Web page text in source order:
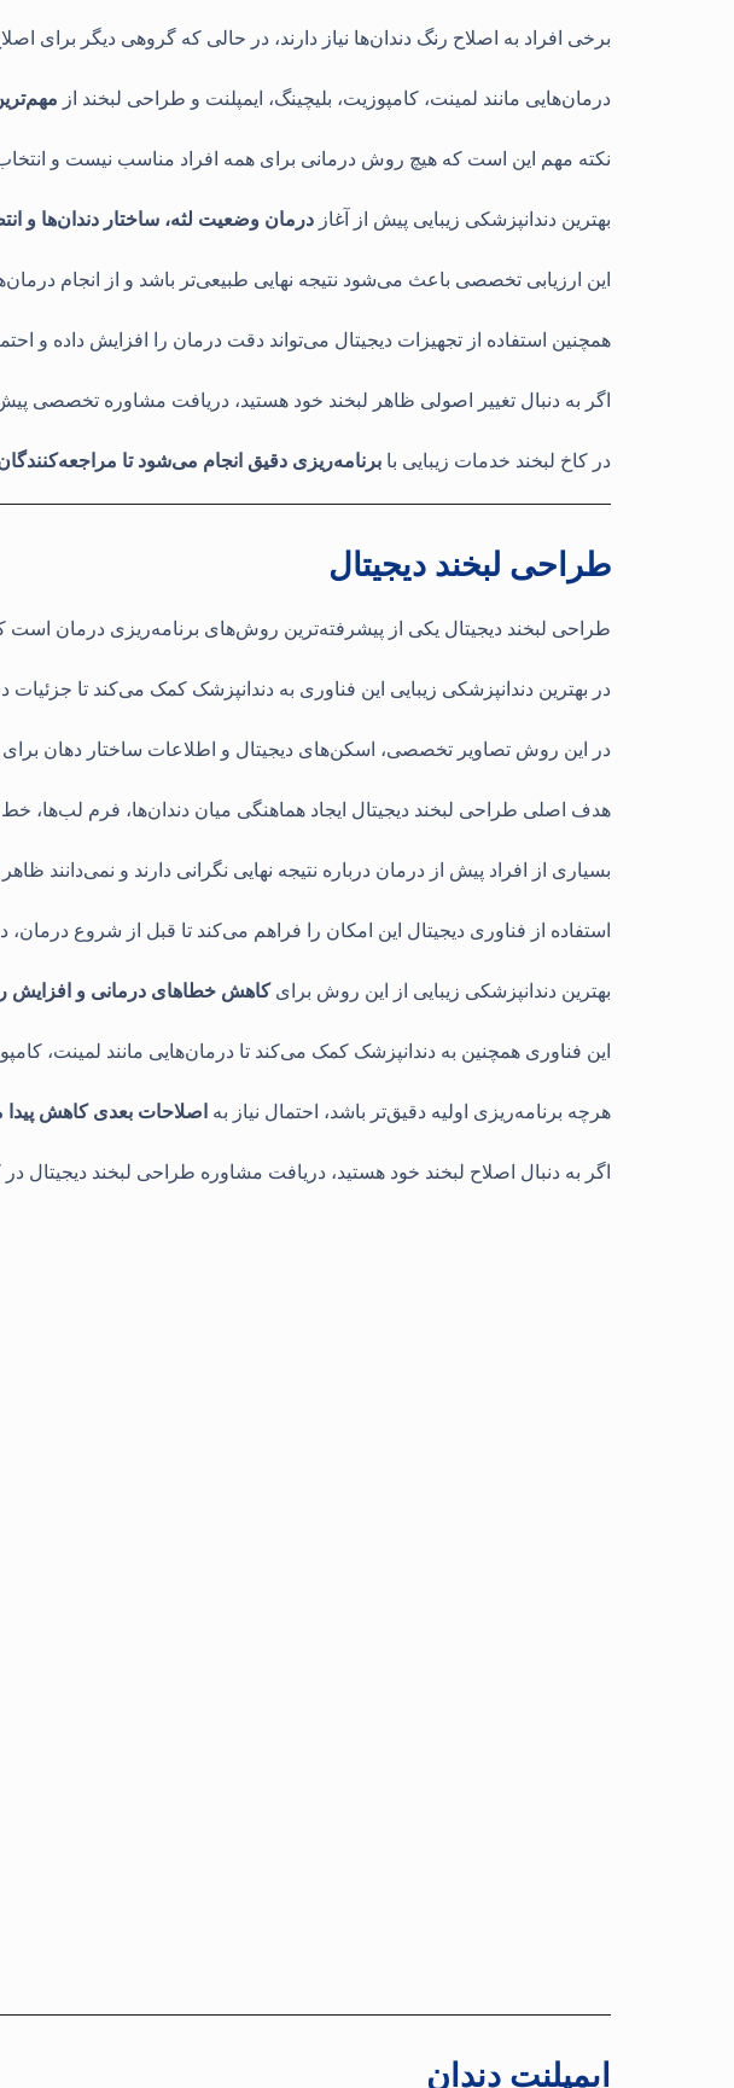
برخی افراد به اصلاح رنگ دندان‌ها نیاز دارند، در حالی که گروهی دیگر برای
درمان‌هایی مانند لمینت، کامپوزیت، بلیچینگ، ایمپلنت و طراحی لبخند از
نکته مهم این است که هیچ روش درمانی برای همه افراد مناسب نیست و
بهترین دندانپزشکی زیبایی پیش از آغاز درمان وضعیت لثه، ساختار دندان‌ها و
این ارزیابی تخصصی باعث می‌شود نتیجه نهایی طبیعی‌تر باشد و از انجام
همچنین استفاده از تجهیزات دیجیتال می‌تواند دقت درمان را افزایش داده و
اگر به دنبال تغییر اصولی ظاهر لبخند خود هستید، دریافت مشاوره تخصصی
در کاخ لبخند خدمات زیبایی با برنامه‌ریزی دقیق انجام می‌شود تا مراجعه‌کنندگان
طراحی لبخند دیجیتال
طراحی لبخند دیجیتال یکی از پیشرفته‌ترین روش‌های برنامه‌ریزی درمان
در بهترین دندانپزشکی زیبایی این فناوری به دندانپزشک کمک می‌کند تا
در این روش تصاویر تخصصی، اسکن‌های دیجیتال و اطلاعات ساختار دهان
هدف اصلی طراحی لبخند دیجیتال ایجاد هماهنگی میان دندان‌ها، فرم لب‌ها،
بسیاری از افراد پیش از درمان درباره نتیجه نهایی نگرانی دارند و نمی‌دانند
استفاده از فناوری دیجیتال این امکان را فراهم می‌کند تا قبل از شروع درمان،
بهترین دندانپزشکی زیبایی از این روش برایکاهش خطاهای درمانی و افزایش
این فناوری همچنین به دندانپزشک کمک می‌کند تا درمان‌هایی مانند لمینت،
هرچه برنامه‌ریزی اولیه دقیق‌تر باشد، احتمال نیاز به اصلاحات بعدی کاهش پیدا
اگر به دنبال اصلاح لبخند خود هستید، دریافت مشاوره طراحی لبخند دیجیتال
ایمپلنت دندان